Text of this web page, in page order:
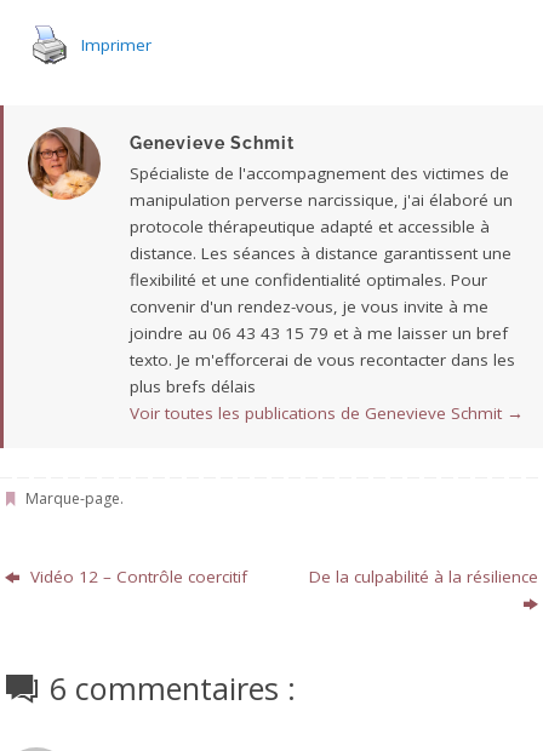
Imprimer
Genevieve Schmit
Spécialiste de l'accompagnement des victimes de
manipulation perverse narcissique, j'ai élaboré un
protocole thérapeutique adapté et accessible à
distance. Les séances à distance garantissent une
flexibilité et une confidentialité optimales. Pour
convenir d'un rendez-vous, je vous invite à me
joindre au 06 43 43 15 79 et à me laisser un bref
texto. Je m'efforcerai de vous recontacter dans les
plus brefs délais
Voir toutes les publications de Genevieve Schmit →
Marque-page.
Vidéo 12 – Contrôle coercitif De la culpabilité à la résilience
6 commentaires :